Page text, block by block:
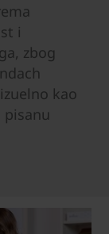
i
zbog
kao
pisanu